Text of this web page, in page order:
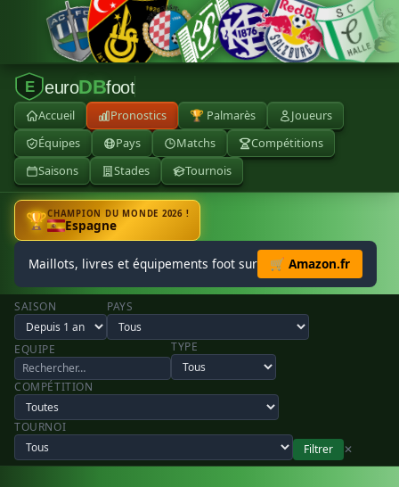
E euroDBfoot
Accueil Pronostics 🏆 Palmarès
Joueurs
Équipes
Pays Matchs
Compétitions
Saisons
Stades Tournois
🏆CHAMPION DU MONDE 2026 !
Espagne
Maillots, livres et équipements foot sur 🛒 Amazon.fr
SAISON PAYS
EQUIPE TYPE
COMPÉTITION
TOURNOI
Filtrer
✕